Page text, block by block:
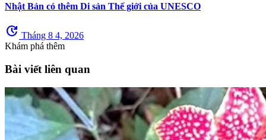
Nhật Bản có thêm Di sản Thế giới của UNESCO
update Tháng 8 4, 2026
Khám phá thêm
Bài viết liên quan